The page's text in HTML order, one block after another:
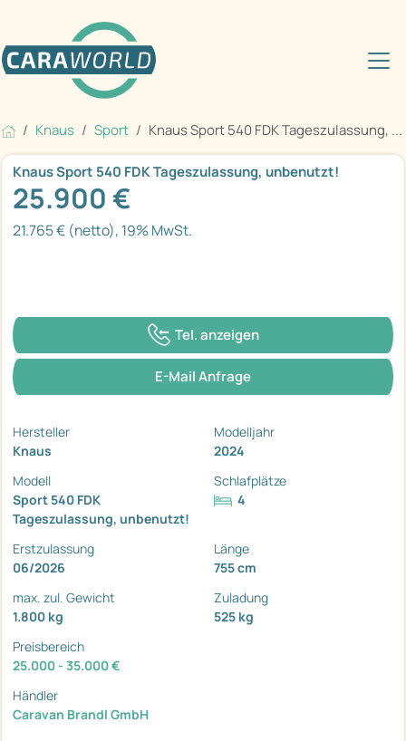
Knaus Sport Knaus Sport 540 FDK Tageszulassung, ...
Knaus Sport 540 FDK Tageszulassung, unbenutzt!
25.900 €
21.765 € (netto), 19% MwSt.
Tel. anzeigen
E-Mail Anfrage
Hersteller
Knaus
Modelljahr
2024
Modell
Sport 540 FDK
Tageszulassung, unbenutzt!
Schlafplätze
4
Erstzulassung
06/2026
Länge
755 cm
max. zul. Gewicht
1.800 kg
Zuladung
525 kg
Preisbereich
25.000 - 35.000 €
Händler
Caravan Brandl GmbH